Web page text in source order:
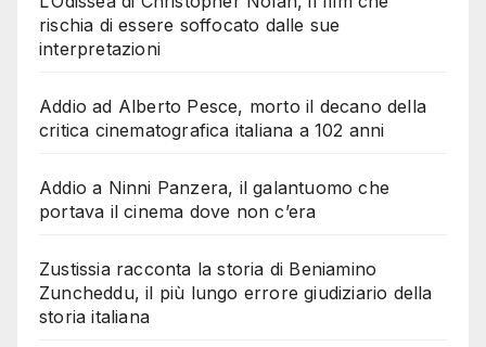
rischia di essere soffocato dalle sue
interpretazioni
Addio ad Alberto Pesce, morto il decano della
critica cinematografica italiana a 102 anni
Addio a Ninni Panzera, il galantuomo che
portava il cinema dove non c’era
Zustissia racconta la storia di Beniamino
Zuncheddu, il più lungo errore giudiziario della
storia italiana